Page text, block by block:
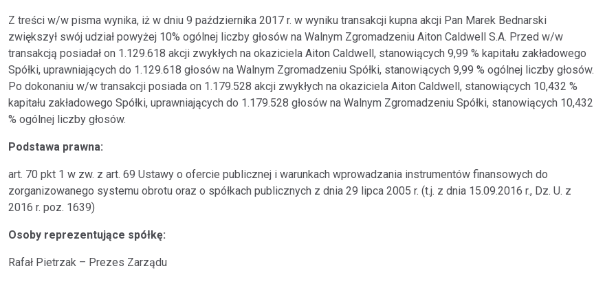
Z treści w/w pisma wynika, iż w dniu 9 października 2017 r. w wyniku transakcji kupna akcji Pan Marek Bednarski
zwiększył swój udział powyżej 10% ogólnej liczby głosów na Walnym Zgromadzeniu Aiton Caldwell S.A. Przed w/w
transakcją posiadał on 1.129.618 akcji zwykłych na okaziciela Aiton Caldwell, stanowiących 9,99 % kapitału zakładowego
Spółki, uprawniających do 1.129.618 głosów na Walnym Zgromadzeniu Spółki, stanowiących 9,99 % ogólnej liczby głosów.
Po dokonaniu w/w transakcji posiada on 1.179.528 akcji zwykłych na okaziciela Aiton Caldwell, stanowiących 10,432 %
kapitału zakładowego Spółki, uprawniających do 1.179.528 głosów na Walnym Zgromadzeniu Spółki, stanowiących 10,432
% ogólnej liczby głosów.
Podstawa prawna:
art. 70 pkt 1 w zw. z art. 69 Ustawy o ofercie publicznej i warunkach wprowadzania instrumentów finansowych do
zorganizowanego systemu obrotu oraz o spółkach publicznych z dnia 29 lipca 2005 r. (t.j. z dnia 15.09.2016 r., Dz. U. z
2016 r. poz. 1639)
Osoby reprezentujące spółkę:
Rafał Pietrzak – Prezes Zarządu